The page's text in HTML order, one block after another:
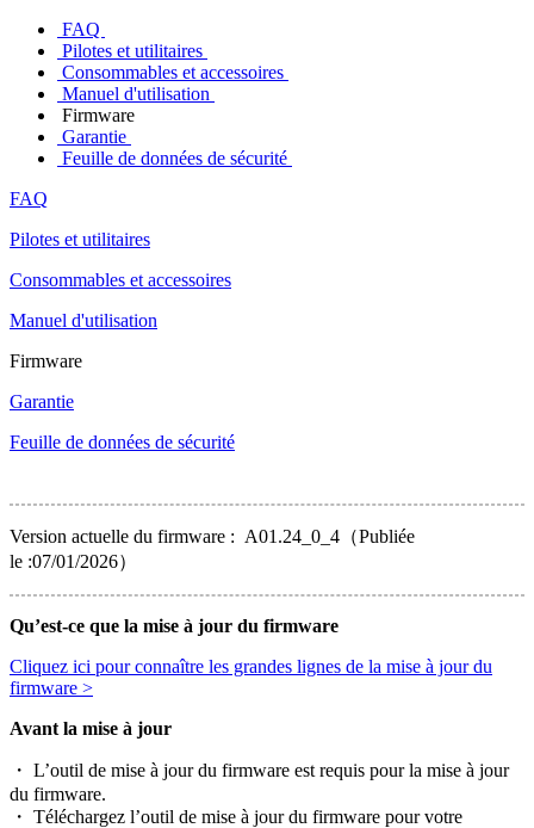
FAQ
Pilotes et utilitaires
Consommables et accessoires
Manuel d'utilisation
Firmware
Garantie
Feuille de données de sécurité
FAQ
Pilotes et utilitaires
Consommables et accessoires
Manuel d'utilisation
Firmware
Garantie
Feuille de données de sécurité
Version actuelle du firmware : A01.24_0_4（Publiée
le :07/01/2026）
Qu’est-ce que la mise à jour du firmware
Cliquez ici pour connaître les grandes lignes de la mise à jour du
firmware >
Avant la mise à jour
・ L’outil de mise à jour du firmware est requis pour la mise à jour
du firmware.
・ Téléchargez l’outil de mise à jour du firmware pour votre